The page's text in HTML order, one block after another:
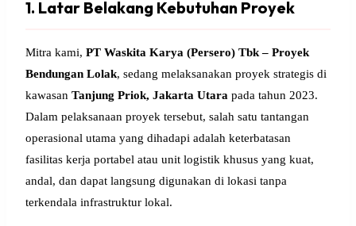
1. Latar Belakang Kebutuhan Proyek
Mitra kami, PT Waskita Karya (Persero) Tbk – Proyek
Bendungan Lolak, sedang melaksanakan proyek strategis di
kawasan Tanjung Priok, Jakarta Utara pada tahun 2023.
Dalam pelaksanaan proyek tersebut, salah satu tantangan
operasional utama yang dihadapi adalah keterbatasan
fasilitas kerja portabel atau unit logistik khusus yang kuat,
andal, dan dapat langsung digunakan di lokasi tanpa
terkendala infrastruktur lokal.